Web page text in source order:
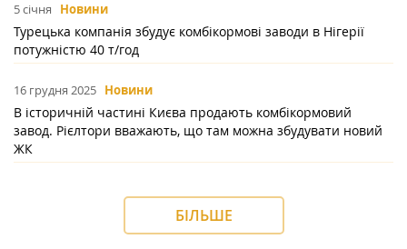
5 січня Новини
Турецька компанія збудує комбікормові заводи в Нігерії
потужністю 40 т/год
16 грудня 2025 Новини
В історичній частині Києва продають комбікормовий
завод. Рієлтори вважають, що там можна збудувати новий
ЖК
БІЛЬШЕ